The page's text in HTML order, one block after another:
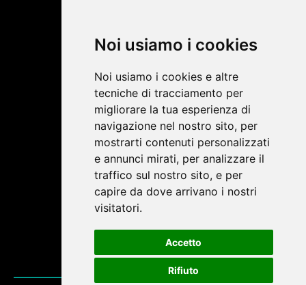
Noi usiamo i cookies
Noi usiamo i cookies e altre
tecniche di tracciamento per
migliorare la tua esperienza di
navigazione nel nostro sito, per
mostrarti contenuti personalizzati
e annunci mirati, per analizzare il
traffico sul nostro sito, e per
capire da dove arrivano i nostri
visitatori.
Accetto
Rifiuto
COSA FACCIAMO
Abbigliamento personalizzato
Merchandising
Articoli Promozionali
Video Brochure
SOCIAL NETWORK